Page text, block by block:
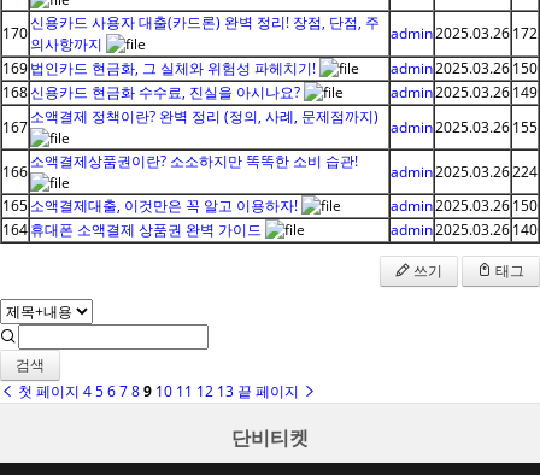
170
신용카드 사용자 대출(카드론) 완벽 정리! 장점, 단점, 주
의사항까지
admin2025.03.26172
169법인카드 현금화, 그 실체와 위험성 파헤치기! admin2025.03.26150
168신용카드 현금화 수수료, 진실을 아시나요? admin2025.03.26149
167
소액결제 정책이란? 완벽 정리 (정의, 사례, 문제점까지)
admin2025.03.26155
166
소액결제상품권이란? 소소하지만 똑똑한 소비 습관!
admin2025.03.26224
165소액결제대출, 이것만은 꼭 알고 이용하자! admin2025.03.26150
164휴대폰 소액결제 상품권 완벽 가이드 admin2025.03.26140
쓰기
태그
검색
첫 페이지 456789 10 11 12 13 끝 페이지
단비티켓